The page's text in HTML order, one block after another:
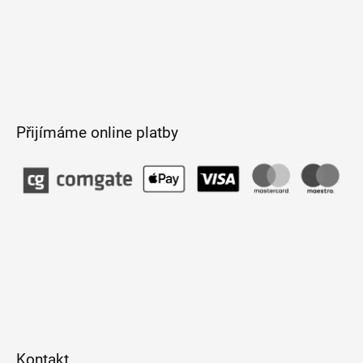
Přijímáme online platby